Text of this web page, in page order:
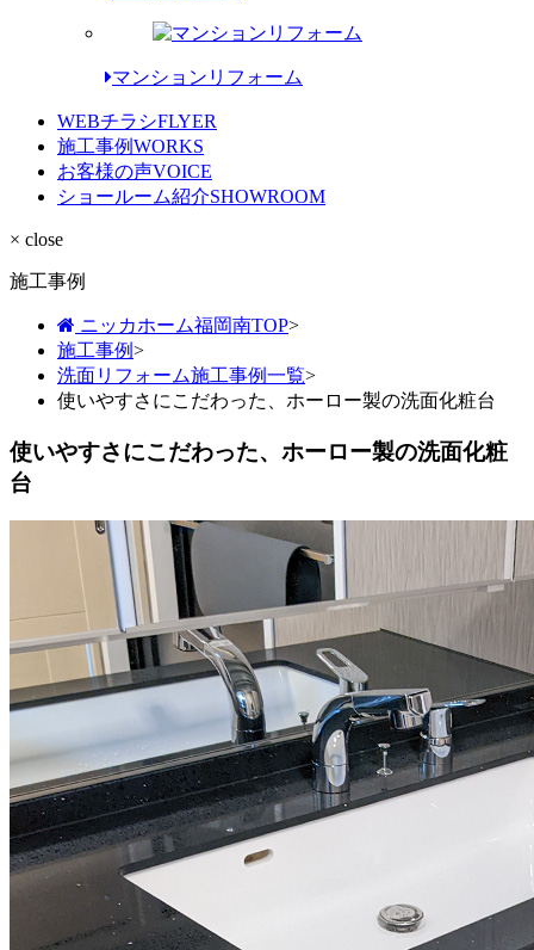
マンションリフォーム
WEBチラシFLYER
施工事例WORKS
お客様の声VOICE
ショールーム紹介SHOWROOM
× close
施工事例
ニッカホーム福岡南TOP>
施工事例>
洗面リフォーム施工事例一覧>
使いやすさにこだわった、ホーロー製の洗面化粧台
使いやすさにこだわった、ホーロー製の洗面化粧
台